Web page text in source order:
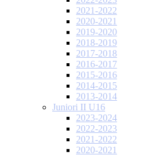
2021-2022
2020-2021
2019-2020
2018-2019
2017-2018
2016-2017
2015-2016
2014-2015
2013-2014
Juniori II U16
2023-2024
2022-2023
2021-2022
2020-2021